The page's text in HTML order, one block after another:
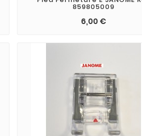
859805009
6,00 €